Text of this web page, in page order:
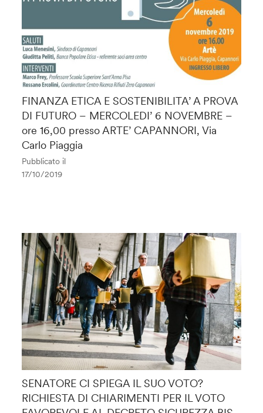
FINANZA ETICA E SOSTENIBILITA’ A PROVA
DI FUTURO – MERCOLEDI’ 6 NOVEMBRE –
ore 16,00 presso ARTE’ CAPANNORI, Via
Carlo Piaggia
Pubblicato il
17/10/2019
SENATORE CI SPIEGA IL SUO VOTO?
RICHIESTA DI CHIARIMENTI PER IL VOTO